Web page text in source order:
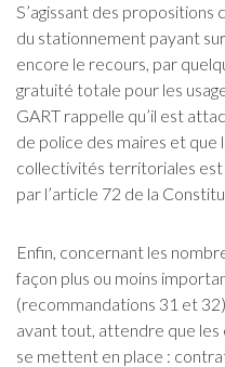
S’agissant des
du stationnement payant
encore le recours, par
gratuité totale pour les
GART rappelle qu’il est
de police des maires et que
collectivités territoriales est
par l’article 72 de la
Enfin, concernant les
façon plus ou moins
(recommandations 31 et
avant tout, attendre que
se mettent en place :